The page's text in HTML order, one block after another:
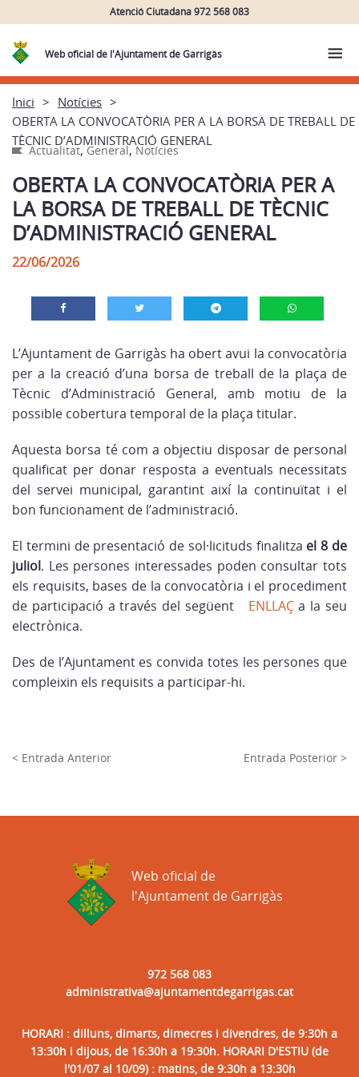
Atenció Ciutadana 972 568 083
Web oficial de l'Ajuntament de Garrigàs
Inici
Notícies
OBERTA LA CONVOCATÒRIA PER A LA BORSA DE TREBALL DE
TÈCNIC D’ADMINISTRACIÓ GENERAL
Actualitat,General,Notícies
OBERTA LA CONVOCATÒRIA PER A
LA BORSA DE TREBALL DE TÈCNIC
D’ADMINISTRACIÓ GENERAL
22/06/2026
L’Ajuntament de Garrigàs ha obert avui la convocatòria
per a la creació d’una borsa de treball de la plaça de
Tècnic d’Administració General, amb motiu de la
possible cobertura temporal de la plaça titular.
Aquesta borsa té com a objectiu disposar de personal
qualificat per donar resposta a eventuals necessitats
del servei municipal, garantint així la continuïtat i el
bon funcionament de l’administració.
El termini de presentació de sol·licituds finalitza el 8 de
juliol. Les persones interessades poden consultar tots
els requisits, bases de la convocatòria i el procediment
de participació a través del següent ENLLAÇa la seu
electrònica.
Des de l’Ajuntament es convida totes les persones que
compleixin els requisits a participar-hi.
< Entrada Anterior Entrada Posterior >
972 568 083
administrativa@ajuntamentdegarrigas.cat
HORARI : dilluns, dimarts, dimecres i divendres, de 9:30h a
13:30h i dijous, de 16:30h a 19:30h. HORARI D'ESTIU (de
l'01/07 al 10/09) : matins, de 9:30h a 13:30h
Web oficial de
l'Ajuntament de Garrigàs